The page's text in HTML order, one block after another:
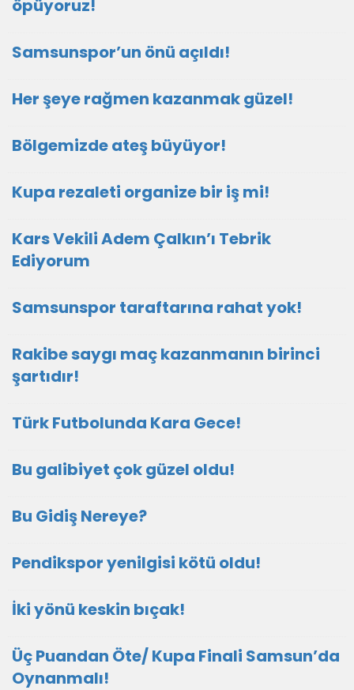
öpüyoruz!
Samsunspor’un önü açıldı!
Her şeye rağmen kazanmak güzel!
Bölgemizde ateş büyüyor!
Kupa rezaleti organize bir iş mi!
Kars Vekili Adem Çalkın’ı Tebrik
Ediyorum
Samsunspor taraftarına rahat yok!
Rakibe saygı maç kazanmanın birinci
şartıdır!
Türk Futbolunda Kara Gece!
Bu galibiyet çok güzel oldu!
Bu Gidiş Nereye?
Pendikspor yenilgisi kötü oldu!
İki yönü keskin bıçak!
Üç Puandan Öte/ Kupa Finali Samsun’da
Oynanmalı!